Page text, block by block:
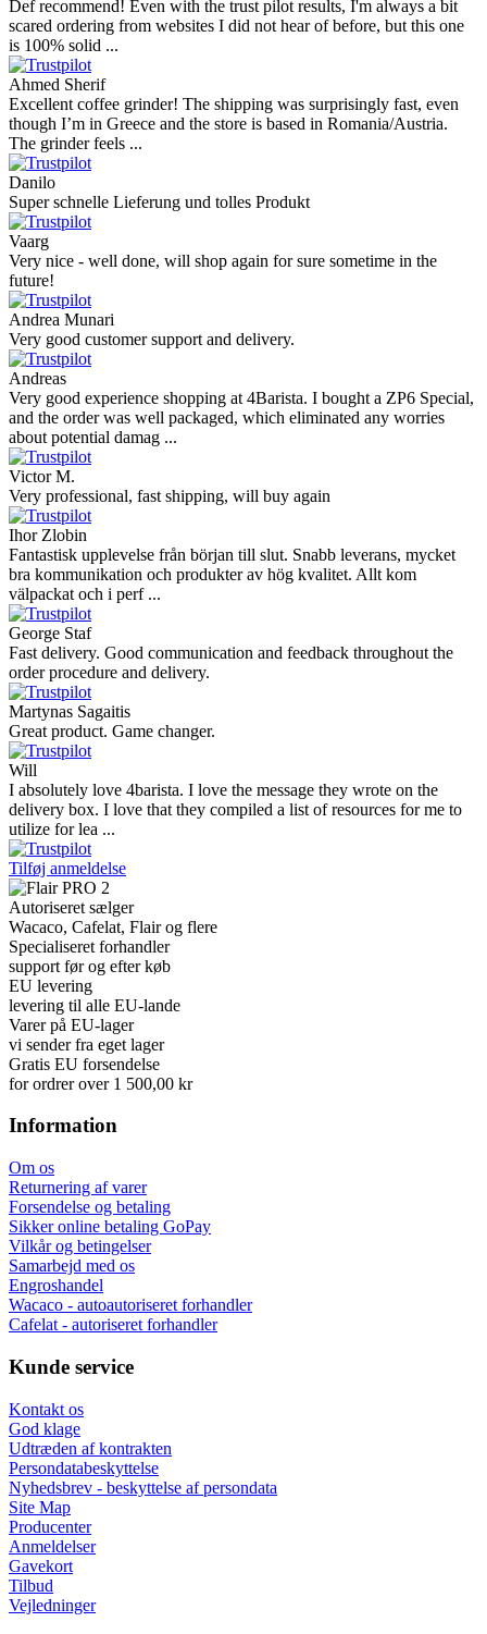
Def recommend! Even with the trust pilot results, I'm always a bit
scared ordering from websites I did not hear of before, but this one
is 100% solid ...
Ahmed Sherif
Excellent coffee grinder! The shipping was surprisingly fast, even
though I’m in Greece and the store is based in Romania/Austria.
The grinder feels ...
Danilo
Super schnelle Lieferung und tolles Produkt
Vaarg
Very nice - well done, will shop again for sure sometime in the
future!
Andrea Munari
Very good customer support and delivery.
Andreas
Very good experience shopping at 4Barista. I bought a ZP6 Special,
and the order was well packaged, which eliminated any worries
about potential damag ...
Victor M.
Very professional, fast shipping, will buy again
Ihor Zlobin
Fantastisk upplevelse från början till slut. Snabb leverans, mycket
bra kommunikation och produkter av hög kvalitet. Allt kom
välpackat och i perf ...
George Staf
Fast delivery. Good communication and feedback throughout the
order procedure and delivery.
Martynas Sagaitis
Great product. Game changer.
Will
I absolutely love 4barista. I love the message they wrote on the
delivery box. I love that they compiled a list of resources for me to
utilize for lea ...
Tilføj anmeldelse
Autoriseret sælger
Wacaco, Cafelat, Flair og flere
Specialiseret forhandler
support før og efter køb
EU levering
levering til alle EU-lande
Varer på EU-lager
vi sender fra eget lager
Gratis EU forsendelse
for ordrer over 1 500,00 kr
Information
Om os
Returnering af varer
Forsendelse og betaling
Sikker online betaling GoPay
Vilkår og betingelser
Samarbejd med os
Engroshandel
Wacaco - autoautoriseret forhandler
Cafelat - autoriseret forhandler
Kunde service
Kontakt os
God klage
Udtræden af kontrakten
Persondatabeskyttelse
Nyhedsbrev - beskyttelse af persondata
Site Map
Producenter
Anmeldelser
Gavekort
Tilbud
Vejledninger